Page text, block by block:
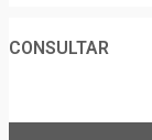
CONSULTAR